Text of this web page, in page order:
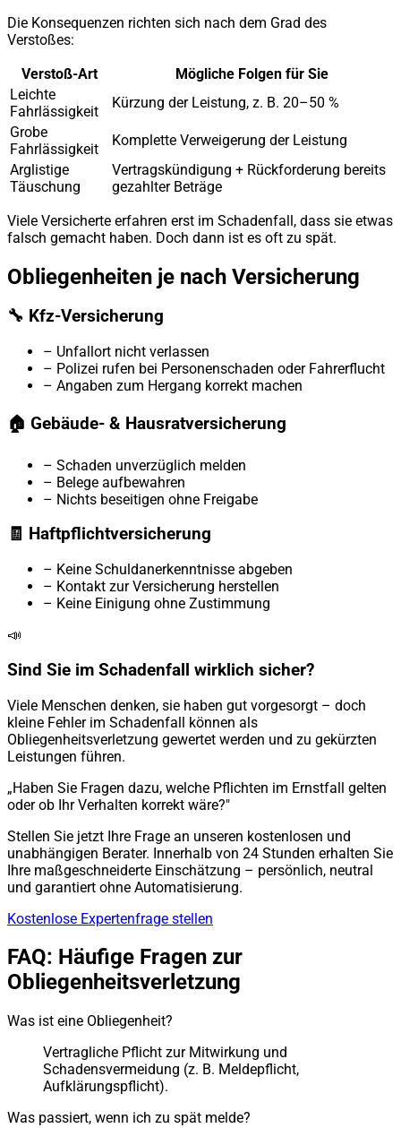
Die Konsequenzen richten sich nach dem Grad des
Verstoßes:
Verstoß-Art
Mögliche Folgen für Sie
Leichte
Fahrlässigkeit
Kürzung der Leistung, z. B. 20–50 %
Grobe
Fahrlässigkeit
Komplette Verweigerung der Leistung
Arglistige
Täuschung
Vertragskündigung + Rückforderung bereits
gezahlter Beträge
Viele Versicherte erfahren erst im Schadenfall, dass sie etwas
falsch gemacht haben. Doch dann ist es oft zu spät.
Obliegenheiten je nach Versicherung
🔧 Kfz-Versicherung
– Unfallort nicht verlassen
– Polizei rufen bei Personenschaden oder Fahrerflucht
– Angaben zum Hergang korrekt machen
🏠 Gebäude- & Hausratversicherung
– Schaden unverzüglich melden
– Belege aufbewahren
– Nichts beseitigen ohne Freigabe
🧾 Haftpflichtversicherung
– Keine Schuldanerkenntnisse abgeben
– Kontakt zur Versicherung herstellen
– Keine Einigung ohne Zustimmung
📣
Sind Sie im Schadenfall wirklich sicher?
Viele Menschen denken, sie haben gut vorgesorgt – doch
kleine Fehler im Schadenfall können als
Obliegenheitsverletzung gewertet werden und zu gekürzten
Leistungen führen.
„Haben Sie Fragen dazu, welche Pflichten im Ernstfall gelten
oder ob Ihr Verhalten korrekt wäre?"
Stellen Sie jetzt Ihre Frage an unseren kostenlosen und
unabhängigen Berater. Innerhalb von 24 Stunden erhalten Sie
Ihre maßgeschneiderte Einschätzung – persönlich, neutral
und garantiert ohne Automatisierung.
Kostenlose Expertenfrage stellen
FAQ: Häufige Fragen zur
Obliegenheitsverletzung
Was ist eine Obliegenheit?
Vertragliche Pflicht zur Mitwirkung und
Schadensvermeidung (z. B. Meldepflicht,
Aufklärungspflicht).
Was passiert, wenn ich zu spät melde?